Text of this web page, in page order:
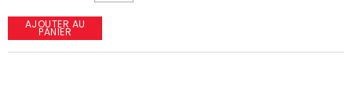
AJOUTER AU
PANIER